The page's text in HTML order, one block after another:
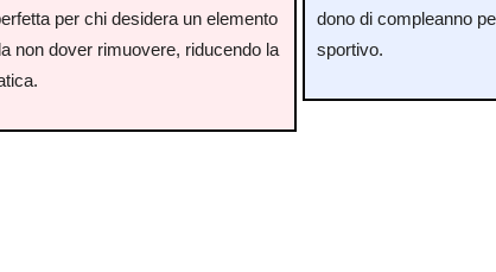
per chi desidera un elemento
non dover rimuovere, riducendo la
dono di compleanno
sportivo.